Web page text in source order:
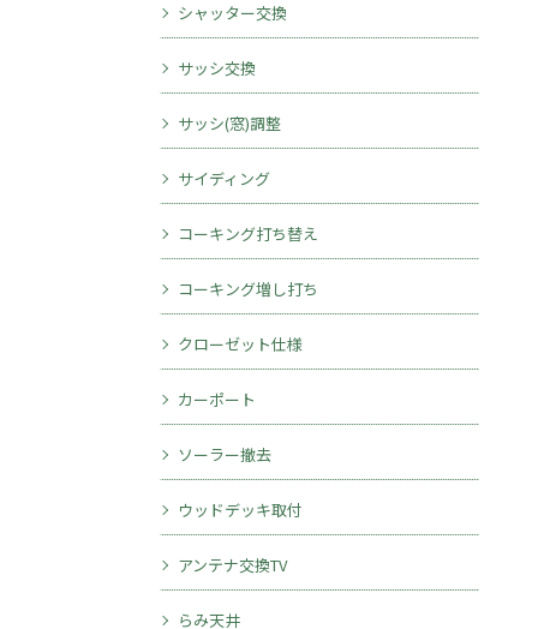
シャッター交換
サッシ交換
サッシ(窓)調整
サイディング
コーキング打ち替え
コーキング増し打ち
クローゼット仕様
カーポート
ソーラー撤去
ウッドデッキ取付
アンテナ交換TV
らみ天井